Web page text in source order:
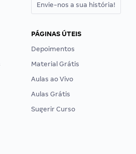
Envie-nos a sua história!
PÁGINAS ÚTEIS
Depoimentos
Material Grátis
Aulas ao Vivo
Aulas Grátis
Sugerir Curso